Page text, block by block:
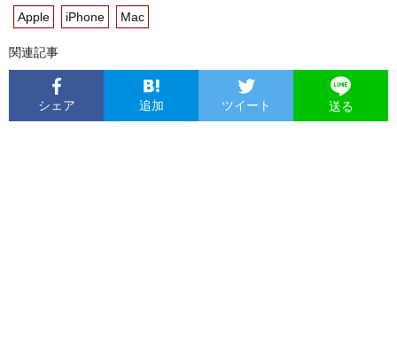
Apple iPhone Mac
関連記事
シェア 追加 ツイート 送る